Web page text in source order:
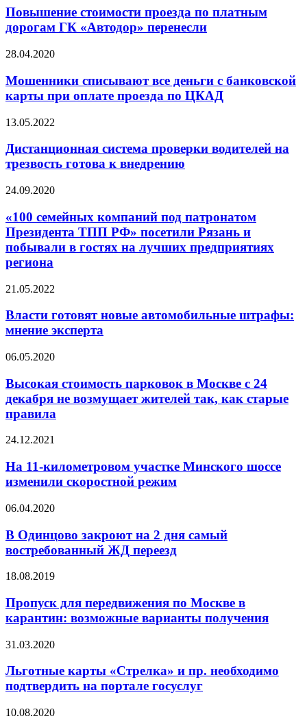
Повышение стоимости проезда по платным
дорогам ГК «Автодор» перенесли
28.04.2020
Мошенники списывают все деньги с банковской
карты при оплате проезда по ЦКАД
13.05.2022
Дистанционная система проверки водителей на
трезвость готова к внедрению
24.09.2020
«100 семейных компаний под патронатом
Президента ТПП РФ» посетили Рязань и
побывали в гостях на лучших предприятиях
региона
21.05.2022
Власти готовят новые автомобильные штрафы:
мнение эксперта
06.05.2020
Высокая стоимость парковок в Москве с 24
декабря не возмущает жителей так, как старые
правила
24.12.2021
На 11-километровом участке Минского шоссе
изменили скоростной режим
06.04.2020
В Одинцово закроют на 2 дня самый
востребованный ЖД переезд
18.08.2019
Пропуск для передвижения по Москве в
карантин: возможные варианты получения
31.03.2020
Льготные карты «Стрелка» и пр. необходимо
подтвердить на портале госуслуг
10.08.2020